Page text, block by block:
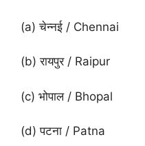
(a) चेन्नई / Chennai
(b) रायपुर / Raipur
(c) भोपाल / Bhopal
(d) पटना / Patna